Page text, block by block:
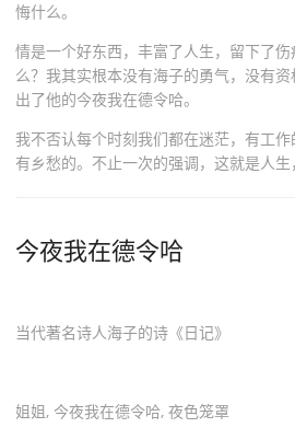
悔什么。
情是一个好东西，丰富了人生，留下了
么？我其实根本没有海子的勇气，没有
出了他的今夜我在德令哈。
我不否认每个时刻我们都在迷茫，有工作
有乡愁的。不止一次的强调，这就是人生
今夜我在德令哈
当代著名诗人海子的诗《日记》
姐姐, 今夜我在德令哈, 夜色笼罩